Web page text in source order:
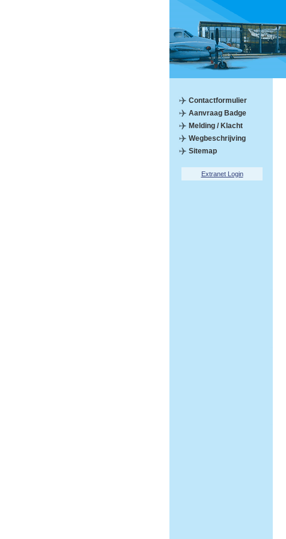
Contactformulier
Aanvraag Badge
Melding / Klacht
Wegbeschrijving
Sitemap
Extranet Login